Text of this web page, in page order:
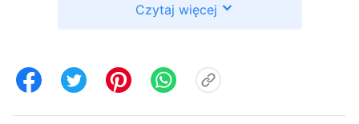
Mój stan zaczął się zmieniać dzięki słowom
braci i sióstr ludzie starsi, w wieku od 60 do 80
Czytaj więcej